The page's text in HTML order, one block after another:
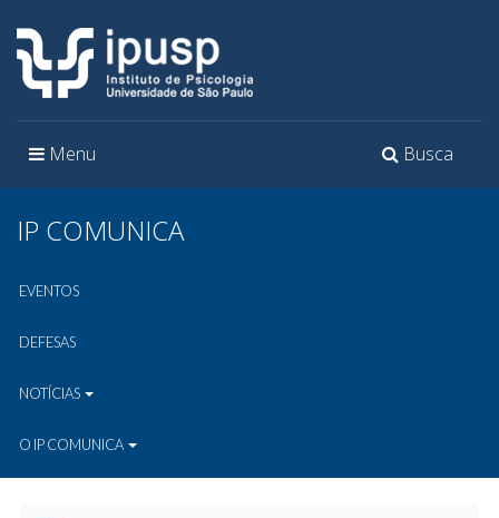
Toggle
Busca
Toggle
Menu
IP COMUNICA
EVENTOS
DEFESAS
NOTÍCIAS
O IP COMUNICA